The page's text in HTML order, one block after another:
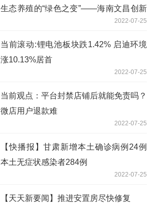
生态养殖的“绿色之变”——海南文昌创新
2022-07-25
当前滚动:锂电池板块跌1.42% 启迪环境
涨10.13%居首
2022-07-25
当前观点：平台封禁店铺后就能免责吗？
微店用户退款难
2022-07-25
【快播报】甘肃新增本土确诊病例24例
本土无症状感染者284例
2022-07-25
【天天新要闻】推进安置房尽快修复